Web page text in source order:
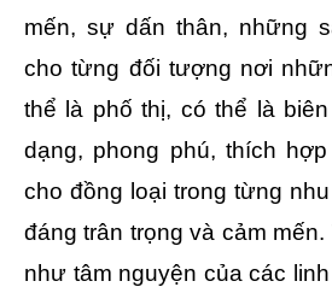
mến, sự dấn thân, những
cho từng đối tượng nơi
thể là phố thị, có thể là
dạng, phong phú, thích
cho đồng loại trong từng
đáng trân trọng và cảm
như tâm nguyện của các